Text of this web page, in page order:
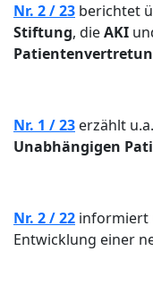
Nr. 2 / 23 berichtet
Stiftung, dieAKI
Nr. 1 / 23 erzählt
Unabhängigen
Nr. 2 / 22 informiert
Entwicklung einer